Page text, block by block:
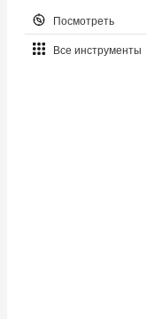
Посмотреть
Все инструменты